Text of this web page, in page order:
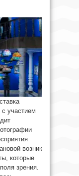
с участием
возник
которые
зрения.